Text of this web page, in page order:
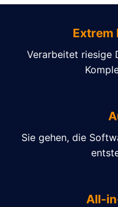
Extrem
Verarbeitet riesige
Sie gehen, die
All-